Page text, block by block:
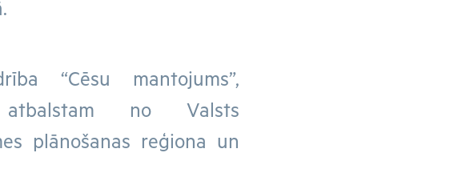
“Cēsu mantojums”,
atbalstam no Valsts
plānošanas reģiona un